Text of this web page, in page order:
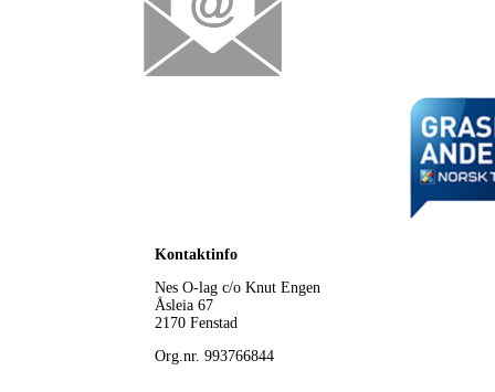
Kontaktinfo
Nes O-lag c/o Knut Engen
Åsleia 67
2170 Fenstad
Org.nr. 993766844